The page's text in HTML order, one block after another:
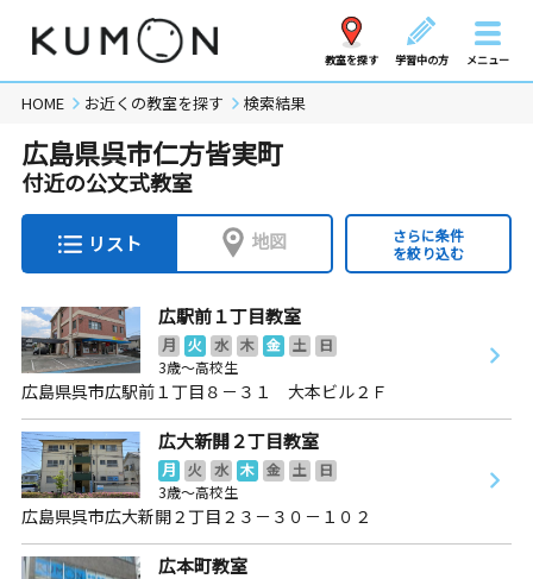
教室を探す 学習中の方 メニュー
HOME お近くの教室を探す 検索結果
広島県呉市仁方皆実町
付近の公文式教室
リスト 地図
さらに条件
を絞り込む
広駅前１丁目教室
月 火 水 木 金 土
日
3歳～高校生
広島県呉市広駅前１丁目８－３１ 大本ビル２Ｆ
広大新開２丁目教室
月 火 水 木 金 土
日
3歳～高校生
広島県呉市広大新開２丁目２３－３０－１０２
広本町教室